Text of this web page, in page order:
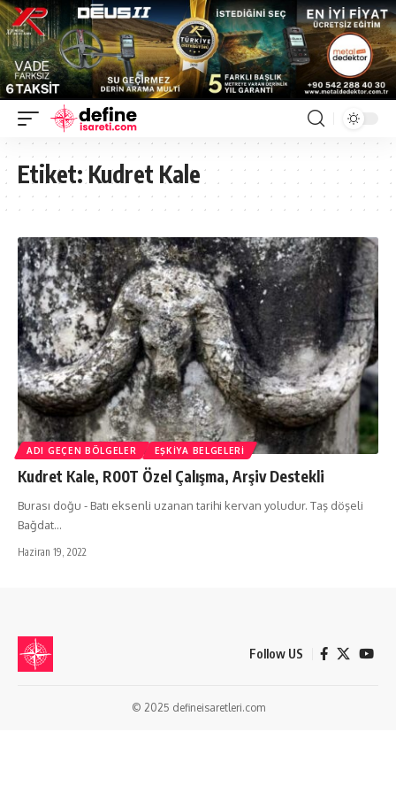
Etiket:Kudret Kale
ADI GEÇEN BÖLGELER EŞKIYA BELGELERI
Kudret Kale, R00T Özel Çalışma, Arşiv Destekli
Burası doğu - Batı eksenli uzanan tarihi kervan yoludur. Taş döşeli
Bağdat…
Haziran 19, 2022
Follow US
© 2025 defineisaretleri.com